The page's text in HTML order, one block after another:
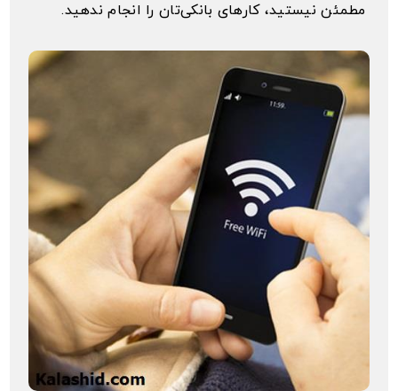
مطمئن نیستید، کارهای بانکی‌تان را انجام ندهید.